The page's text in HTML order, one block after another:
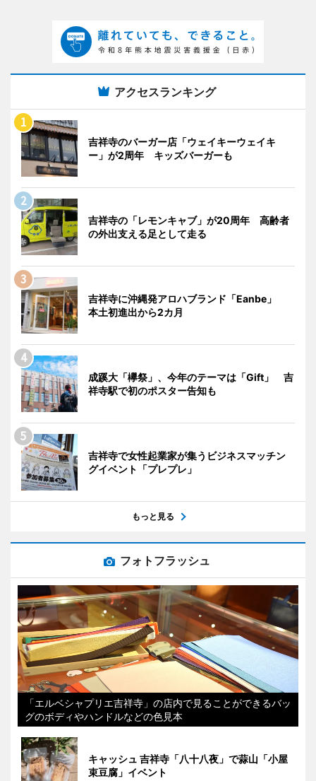
アクセスランキング
吉祥寺のバーガー店「ウェイキーウェイキ
ー」が2周年 キッズバーガーも
吉祥寺の「レモンキャブ」が20周年 高齢者
の外出支える足として走る
吉祥寺に沖縄発アロハブランド「Eanbe」
本土初進出から2カ月
成蹊大「欅祭」、今年のテーマは「Gift」 吉
祥寺駅で初のポスター告知も
吉祥寺で女性起業家が集うビジネスマッチン
グイベント「プレプレ」
もっと見る
フォトフラッシュ
「エルベシャプリエ吉祥寺」の店内で見ることができるバッ
グのボディやハンドルなどの色見本
キャッシュ 吉祥寺「八十八夜」で蒜山「小屋
束豆腐」イベント